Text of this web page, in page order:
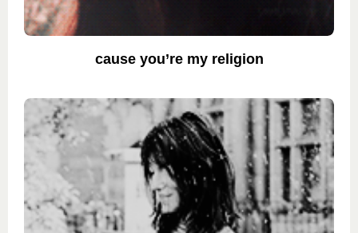
cause you’re my religion